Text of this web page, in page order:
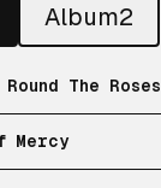
Album2
The Roses
Mercy